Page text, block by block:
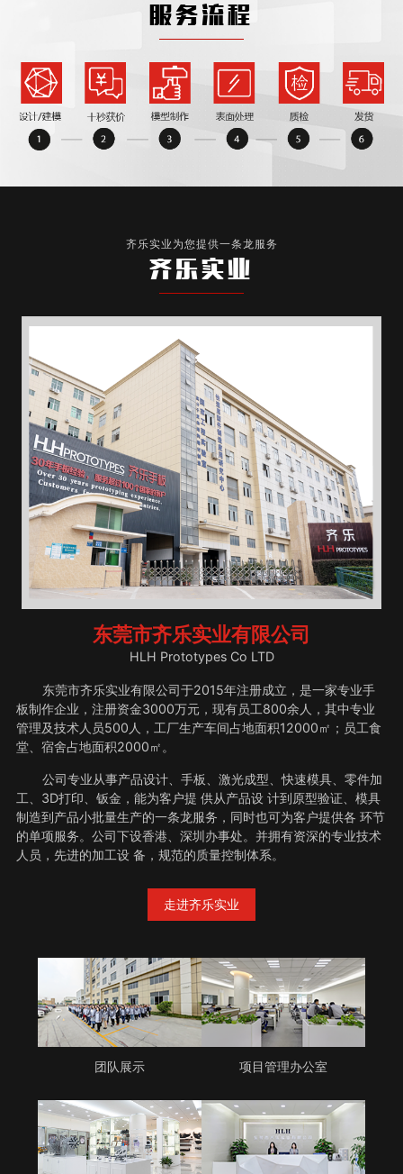
服务流程
齐乐实业为您提供一条龙服务
齐乐实业
东莞市齐乐实业有限公司
HLH Prototypes Co LTD
东莞市齐乐实业有限公司于2015年注册成立，是一家专业手
板制作企业，注册资金3000万元，现有员工800余人，其中专业
管理及技术人员500人，工厂生产车间占地面积12000㎡；员工食
堂、宿舍占地面积2000㎡。
公司专业从事产品设计、手板、激光成型、快速模具、零件加
工、3D打印、钣金，能为客户提 供从产品设 计到原型验证、模具
制造到产品小批量生产的一条龙服务，同时也可为客户提供各 环节
的单项服务。公司下设香港、深圳办事处。并拥有资深的专业技术
人员，先进的加工设 备，规范的质量控制体系。
走进齐乐实业
团队展示 项目管理办公室